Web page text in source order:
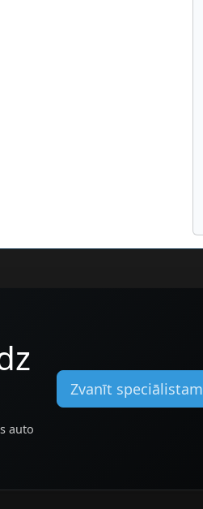
auto
Zvanīt speciālistam